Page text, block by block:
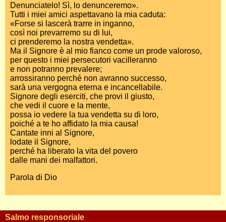
Denunciatelo! Sì, lo denunceremo».
Tutti i miei amici aspettavano la mia caduta:
«Forse si lascerà trarre in inganno,
così noi prevarremo su di lui,
ci prenderemo la nostra vendetta».
Ma il Signore è al mio fianco come un prode valoroso,
per questo i miei persecutori vacilleranno
e non potranno prevalere;
arrossiranno perché non avranno successo,
sarà una vergogna eterna e incancellabile.
Signore degli eserciti, che provi il giusto,
che vedi il cuore e la mente,
possa io vedere la tua vendetta su di loro,
poiché a te ho affidato la mia causa!
Cantate inni al Signore,
lodate il Signore,
perché ha liberato la vita del povero
dalle mani dei malfattori.
Parola di Dio
Salmo responsoriale